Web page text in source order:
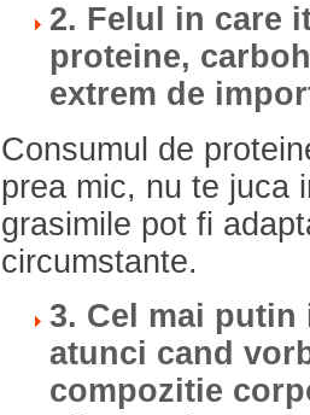
2. Felul in care
proteine,
extrem de
Consumul de
prea mic, nu te juca
grasimile pot fi
circumstante.
3. Cel mai
atunci cand
compozitie